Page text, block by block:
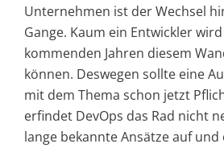
Unternehmen ist der Wechsel
Gange. Kaum ein Entwickler
kommenden Jahren diesem
können. Deswegen sollte eine
mit dem Thema schon jetzt
erfindet DevOps das Rad nicht
lange bekannte Ansätze auf und